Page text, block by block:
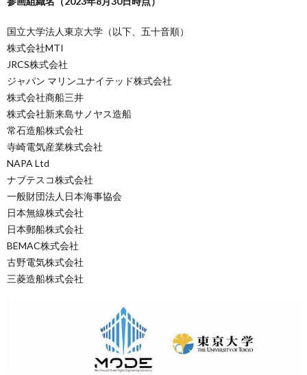
国立大学法人東京大学（以下、五十音順）
株式会社MTI
JRCS株式会社
ジャパン マリンユナイテッド株式会社
株式会社商船三井
株式会社新来島サノヤス造船
常石造船株式会社
寺崎電気産業株式会社
NAPA Ltd
ナブテスコ株式会社
一般財団法人日本海事協会
日本無線株式会社
日本郵船株式会社
BEMAC株式会社
古野電気株式会社
三菱造船株式会社